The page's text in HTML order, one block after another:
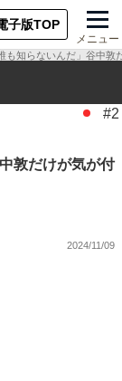
子版TOP
メニュー
も知らないんだ」谷中
#2
敦だけが気が付
2024/11/09